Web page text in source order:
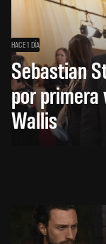
HACE 1 DÍA
Sebastian
por primera
Wallis